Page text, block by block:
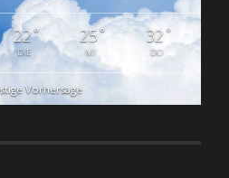
22°
DIE
25°
MI
32 °
DO
Vorhersage